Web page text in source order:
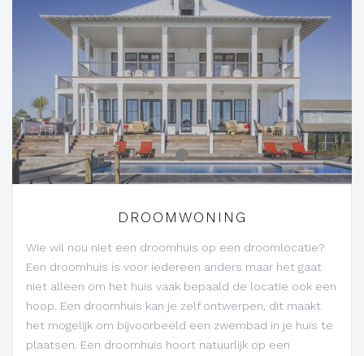
-
DROOMWONING
Wie wil nou niet een droomhuis op een droomlocatie?
Een droomhuis is voor iedereen anders maar het gaat
niet alleen om het huis vaak bepaald de locatie ook een
hoop. Een droomhuis kan je zelf ontwerpen, dit maakt
het mogelijk om bijvoorbeeld een zwembad in je huis te
plaatsen. Een droomhuis hoort natuurlijk op een